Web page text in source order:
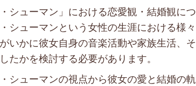
シューマン」における恋愛観・結婚観につ
シューマンという女性の生涯における様々
いかに彼女自身の音楽活動や家族生活、そ
たかを検討する必要があります。
シューマンの視点から彼女の愛と結婚の軌